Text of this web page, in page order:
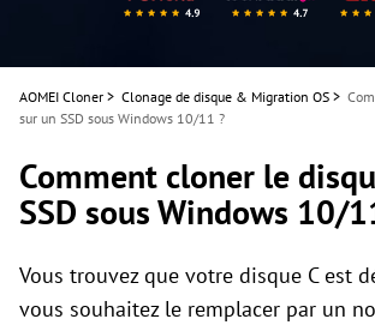
AOMEI Cloner > Clonage de disque & Migration OS >
sur un SSD sous Windows 10/11 ?
Comment cloner le
SSD sous Windows 10/
Vous trouvez que votre disque C est
vous souhaitez le remplacer par un